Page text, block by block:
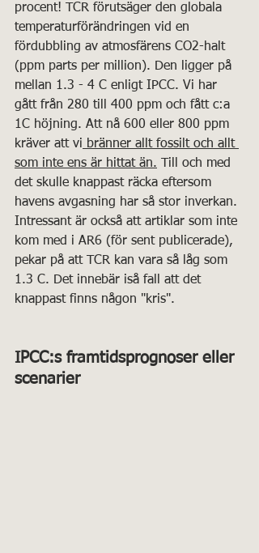
procent! TCR förutsäger den globala
temperaturförändringen vid en
fördubbling av atmosfärens CO2-halt
(ppm parts per million). Den ligger på
mellan 1.3 - 4 C enligt IPCC. Vi har
gått från 280 till 400 ppm och fått c:a
1C höjning. Att nå 600 eller 800 ppm
kräver att vi bränner allt fossilt och allt
som inte ens är hittat än. Till och med
det skulle knappast räcka eftersom
havens avgasning har så stor inverkan.
Intressant är också att artiklar som inte
kom med i AR6 (för sent publicerade),
pekar på att TCR kan vara så låg som
1.3 C. Det innebär iså fall att det
knappast finns någon "kris".
IPCC:s framtidsprognoser eller
scenarier